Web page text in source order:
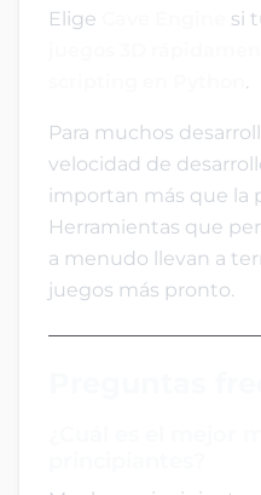
Elige
si
.
Para muchos
velocidad de
importan más que la
Herramientas que
a menudo llevan a
juegos más pronto.